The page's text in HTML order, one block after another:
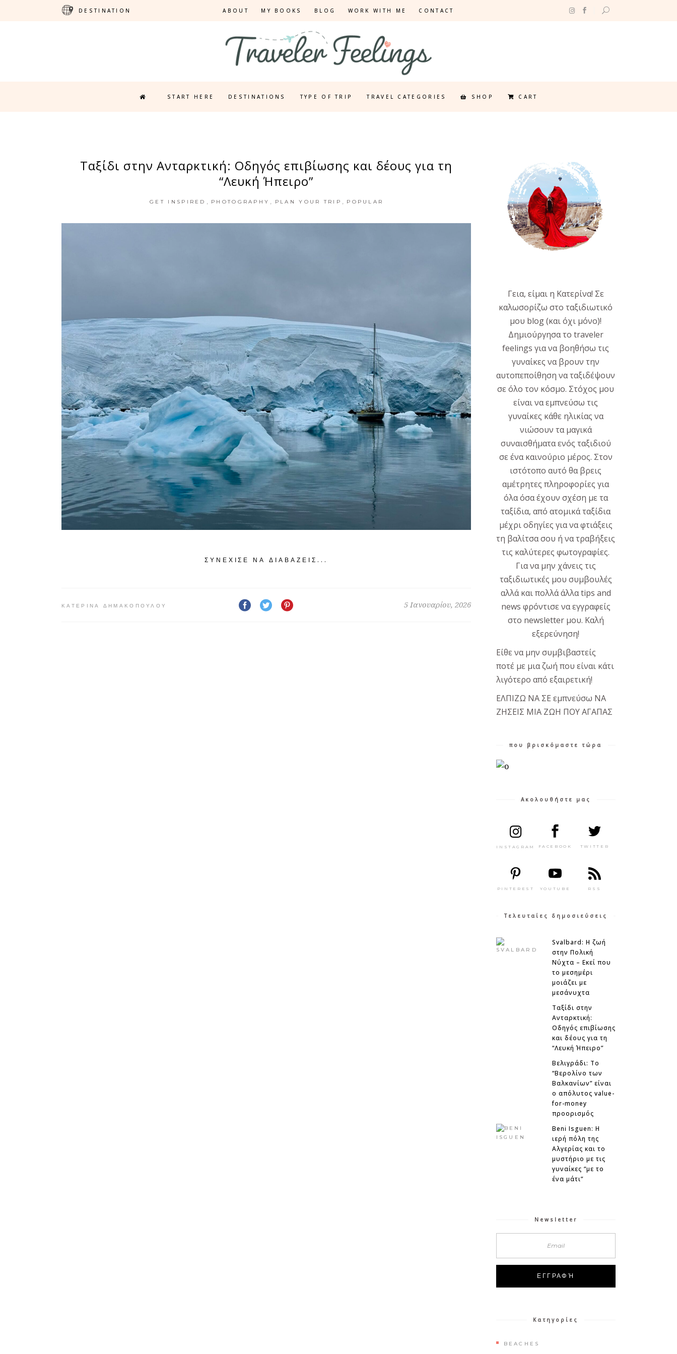
DESTINATION ABOUT MY BOOKS BLOG WORK WITH ME CONTACT
START HERE DESTINATIONS TYPE OF TRIP TRAVEL CATEGORIES SHOP CART
Ταξίδι στην Ανταρκτική: Οδηγός επιβίωσης και δέους για τη
“Λευκή Ήπειρο”
GET INSPIRED PHOTOGRAPHY PLAN YOUR TRIP POPULAR
ΣΥΝΈΧΙΣΕ ΝΑ ΔΙΑΒΆΖΕΙΣ...
ΚΑΤΕΡΊΝΑ ΔΗΜΑΚΟΠΟΎΛΟΥ 5 Ιανουαρίου, 2026
Γεια, είμαι η Κατερίνα! Σε
καλωσορίζω στο ταξιδιωτικό
μου blog (και όχι μόνο)!
Δημιούργησα το traveler
feelings για να βοηθήσω τις
γυναίκες να βρουν την
αυτοπεποίθηση να ταξιδέψουν
σε όλο τον κόσμο. Στόχος μου
είναι να εμπνεύσω τις
γυναίκες κάθε ηλικίας να
νιώσουν τα μαγικά
συναισθήματα ενός ταξιδιού
σε ένα καινούριο μέρος. Στον
ιστότοπο αυτό θα βρεις
αμέτρητες πληροφορίες για
όλα όσα έχουν σχέση με τα
ταξίδια, από ατομικά ταξίδια
μέχρι οδηγίες για να φτιάξεις
τη βαλίτσα σου ή να τραβήξεις
τις καλύτερες φωτογραφίες.
Για να μην χάνεις τις
ταξιδιωτικές μου συμβουλές
αλλά και πολλά άλλα tips and
news φρόντισε να εγγραφείς
στο newsletter μου. Καλή
εξερεύνηση!
Είθε να μην συμβιβαστείς
ποτέ με μια ζωή που είναι κάτι
λιγότερο από εξαιρετική!
ΕΛΠΙΖΩ ΝΑ ΣΕ εμπνεύσω ΝΑ
ΖΗΣΕΙΣ ΜΙΑ ΖΩΗ ΠΟΥ ΑΓΑΠΑΣ
που βρισκόμαστε τώρα
Ακολουθήστε μας
INSTAGRAM FACEBOOK TWITTER
PINTEREST YOUTUBE RSS
Τελευταίες δημοσιεύσεις
Svalbard: Η ζωή
στην Πολική
Νύχτα – Εκεί που
το μεσημέρι
μοιάζει με
μεσάνυχτα
Ταξίδι στην
Ανταρκτική:
Οδηγός επιβίωσης
και δέους για τη
“Λευκή Ήπειρο”
Βελιγράδι: Το
“Βερολίνο των
Βαλκανίων” είναι
ο απόλυτος value-
for-money
προορισμός
Beni Isguen: Η
ιερή πόλη της
Αλγερίας και το
μυστήριο με τις
γυναίκες “με το
ένα μάτι”
Newsletter
Κατηγορίες
BEACHES